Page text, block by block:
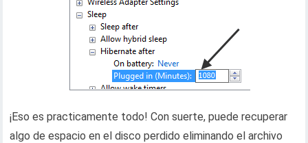
¡Eso es practicamente todo! Con suerte, puede recuperar
algo de espacio en el disco perdido eliminando el archivo